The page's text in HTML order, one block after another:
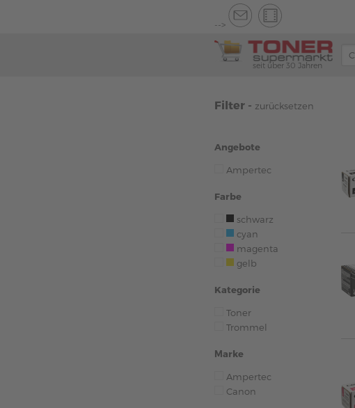
-->
seit über 30 Jahren
Filter - zurücksetzen
Angebote
Ampertec
Farbe
schwarz
cyan
magenta
gelb
Kategorie
Toner
Trommel
Marke
Ampertec
Canon